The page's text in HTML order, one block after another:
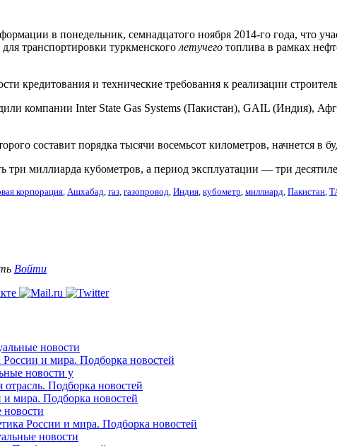
в понедельник, семнадцатого ноября 2014-го года, что
транспортировки туркменского летучего топлива в рамках
кредитования и технические требования к реализации
компании Inter State Gas Systems (Пакистан), GAIL (Индия),
составит порядка тысячи восемьсот километров, начнется в
три миллиарда кубометров, а период эксплуатации — три
корпорация, Ашхабад, газ, газопровод, Индия, кубометр, миллиард, Пакистан,
Войти
новости
России и мира. Подборка новостей
новости у
отрасль. Подборка новостей
и мира. Подборка новостей
новости
России и мира. Подборка новостей
новости